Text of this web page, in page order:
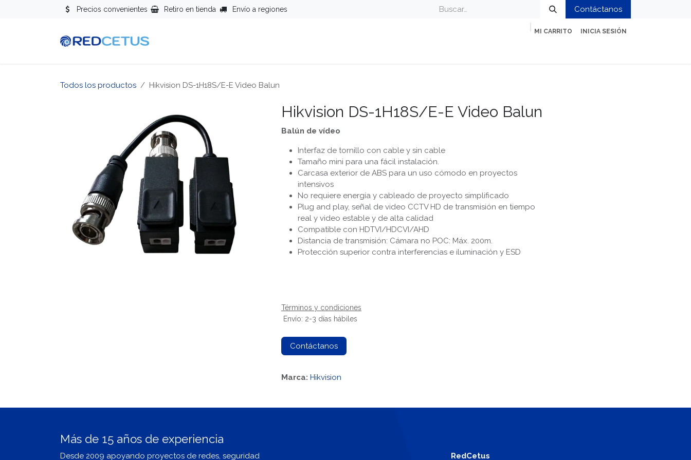
Precios convenientes Retiro en tienda Envío a regiones Contáctanos
MI CARRITO INICIA SESIÓN
Todos los productos Hikvision DS-1H18S/E-E Video Balun
Hikvision DS-1H18S/E-E Video Balun
Balún de vídeo
Interfaz de tornillo con cable y sin cable
Tamaño mini para una fácil instalación.
Carcasa exterior de ABS para un uso cómodo en proyectos
intensivos
No requiere energía y cableado de proyecto simplificado
Plug and play, señal de video CCTV HD de transmisión en tiempo
real y video estable y de alta calidad
Compatible con HDTVI/HDCVI/AHD
Distancia de transmisión: Cámara no POC: Máx. 200m.
Protección superior contra interferencias e iluminación y ESD
Términos y condiciones
Envío: 2-3 días hábiles
Contáctanos
Marca: Hikvision
Más de 15 años de experiencia
Desde 2009 apoyando proyectos de redes, seguridad RedCetus